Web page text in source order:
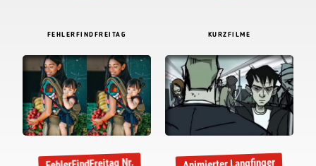
FEHLERFINDFREITAG KURZFILME